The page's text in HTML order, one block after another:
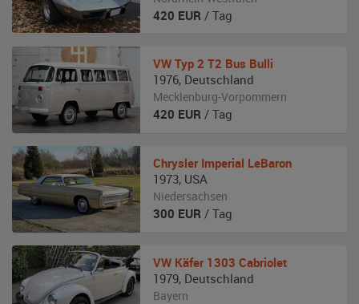
420 EUR / Tag
VW Typ 2 T2 Bus Bulli
1976, Deutschland
Mecklenburg-Vorpommern
420 EUR / Tag
Chrysler Imperial LeBaron
1973, USA
Niedersachsen
300 EUR / Tag
VW Käfer 1303 Cabriolet
1979, Deutschland
Bayern